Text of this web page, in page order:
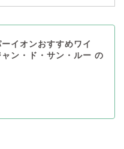
イオンおすすめワイ
ン・ド・サン・ルー の